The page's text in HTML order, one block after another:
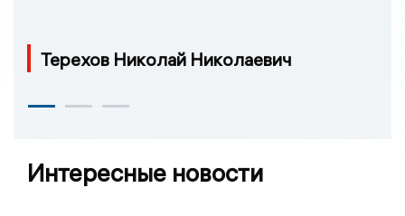
Терехов Николай Николаевич
Интересные новости